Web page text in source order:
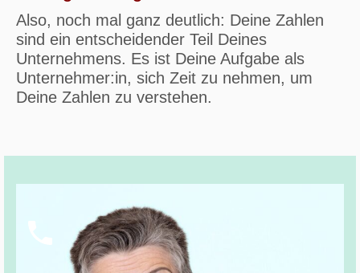
Also, noch mal ganz deutlich: Deine Zahlen
sind ein entscheidender Teil Deines
Unternehmens. Es ist Deine Aufgabe als
Unternehmer:in, sich Zeit zu nehmen, um
Deine Zahlen zu verstehen.